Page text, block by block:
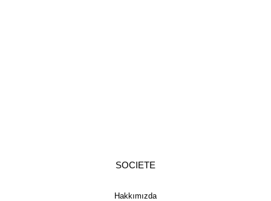
SOCIETE
Hakkımızda